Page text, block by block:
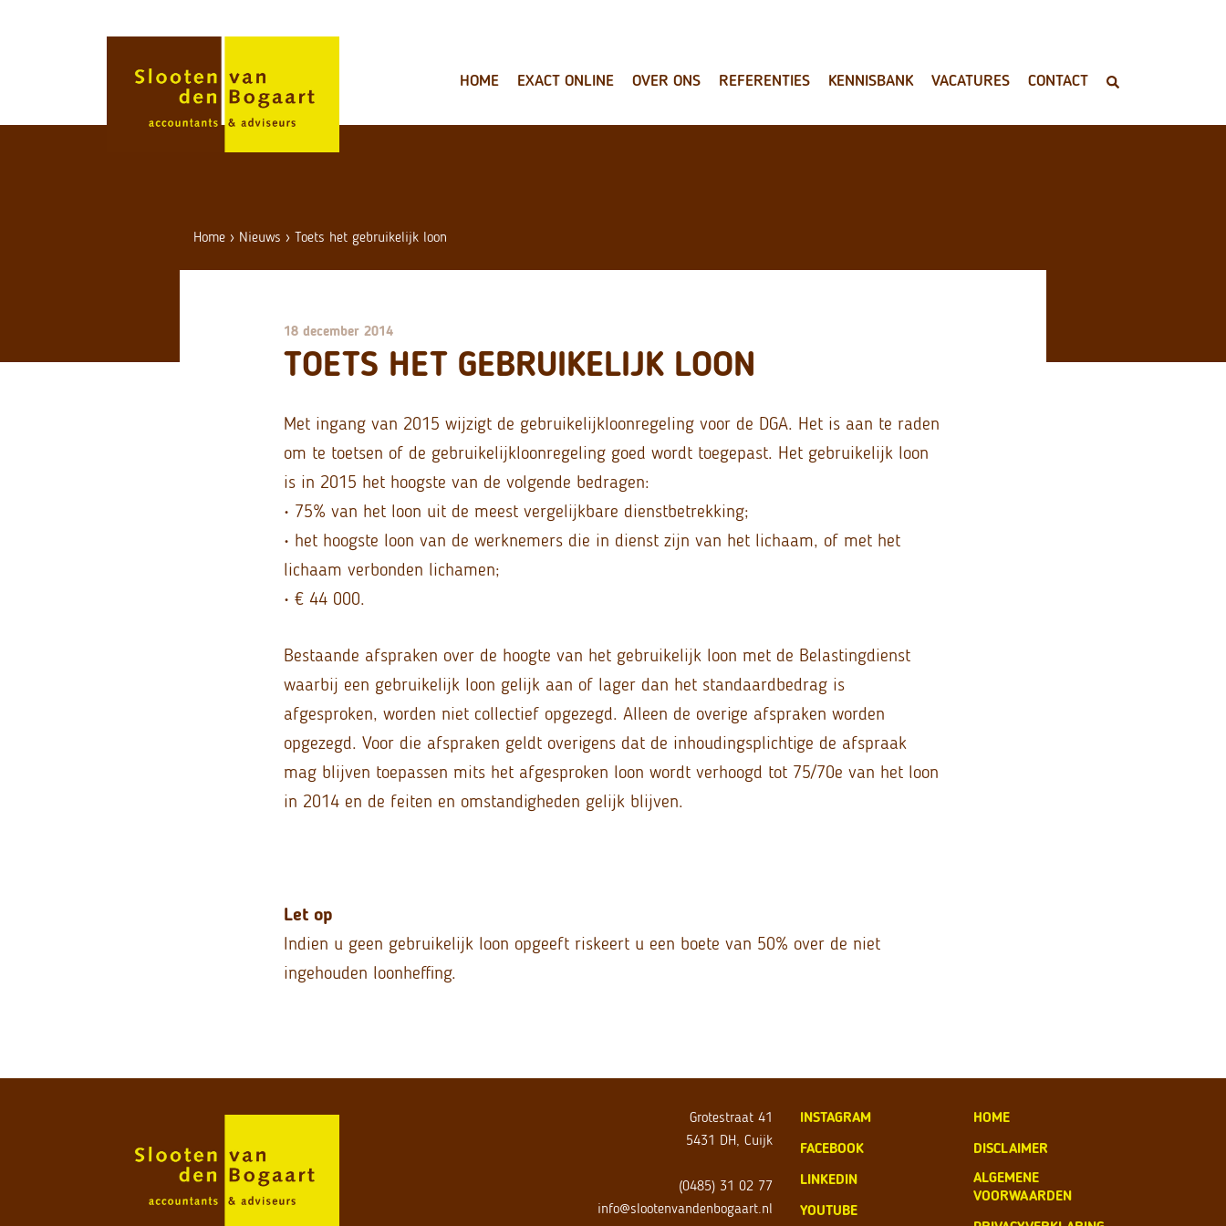
HOME EXACT ONLINE OVER ONS REFERENTIES KENNISBANK VACATURES CONTACT
Home › Nieuws › Toets het gebruikelijk loon
18 december 2014
TOETS HET GEBRUIKELIJK LOON
Met ingang van 2015 wijzigt de gebruikelijkloonregeling voor de DGA. Het is aan te raden
om te toetsen of de gebruikelijkloonregeling goed wordt toegepast. Het gebruikelijk loon
is in 2015 het hoogste van de volgende bedragen:
• 75% van het loon uit de meest vergelijkbare dienstbetrekking;
• het hoogste loon van de werknemers die in dienst zijn van het lichaam, of met het
lichaam verbonden lichamen;
• € 44 000.
Bestaande afspraken over de hoogte van het gebruikelijk loon met de Belastingdienst
waarbij een gebruikelijk loon gelijk aan of lager dan het standaardbedrag is
afgesproken, worden niet collectief opgezegd. Alleen de overige afspraken worden
opgezegd. Voor die afspraken geldt overigens dat de inhoudingsplichtige de afspraak
mag blijven toepassen mits het afgesproken loon wordt verhoogd tot 75/70e van het loon
in 2014 en de feiten en omstandigheden gelijk blijven.
Let op
Indien u geen gebruikelijk loon opgeeft riskeert u een boete van 50% over de niet
ingehouden loonheffing.
Grotestraat 41
5431 DH, Cuijk
(0485) 31 02 77
info@slootenvandenbogaart.nl
INSTAGRAM
FACEBOOK
LINKEDIN
YOUTUBE
HOME
DISCLAIMER
ALGEMENE
VOORWAARDEN